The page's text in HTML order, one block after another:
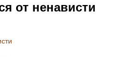
от ненависти